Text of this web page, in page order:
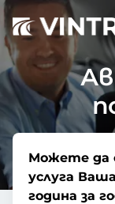
Можете да
услуга
година за